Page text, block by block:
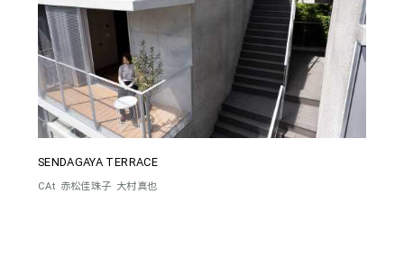
SENDAGAYA TERRACE
CAt 赤松佳珠子 大村真也